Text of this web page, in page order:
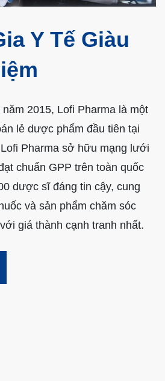
Y Tế Giàu
2015, Lofi Pharma là một
lẻ dược phẩm đầu tiên tại
Pharma sở hữu mạng lưới
chuẩn GPP trên toàn quốc
dược sĩ đáng tin cậy, cung
và sản phẩm chăm sóc
giá thành cạnh tranh nhất.